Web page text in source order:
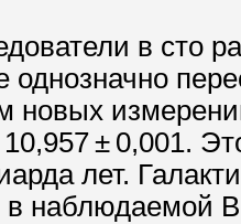
в сто
± 0,001.
лет.
наблюдаемой